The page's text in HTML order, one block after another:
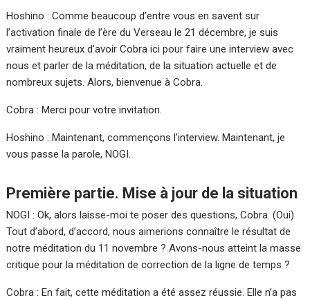
Hoshino : Comme beaucoup d’entre vous en savent sur
l’activation finale de l’ère du Verseau le 21 décembre, je suis
vraiment heureux d’avoir Cobra ici pour faire une interview avec
nous et parler de la méditation, de la situation actuelle et de
nombreux sujets. Alors, bienvenue à Cobra.
Cobra : Merci pour votre invitation.
Hoshino : Maintenant, commençons l’interview. Maintenant, je
vous passe la parole, NOGI.
Première partie. Mise à jour de la situation
NOGI : Ok, alors laisse-moi te poser des questions, Cobra. (Oui)
Tout d’abord, d’accord, nous aimerions connaître le résultat de
notre méditation du 11 novembre ? Avons-nous atteint la masse
critique pour la méditation de correction de la ligne de temps ?
Cobra : En fait, cette méditation a été assez réussie. Elle n’a pas